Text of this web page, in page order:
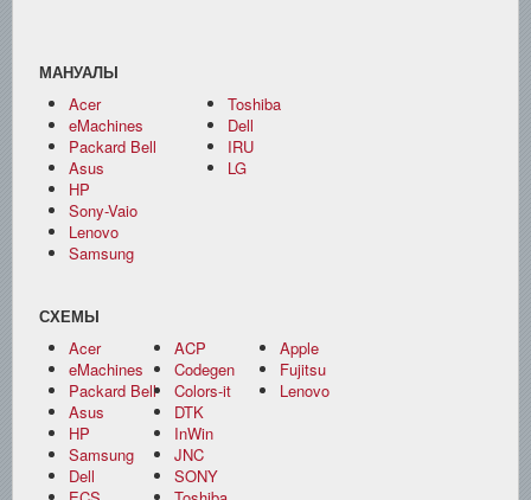
МАНУАЛЫ
Acer
eMachines
Packard Bell
Asus
HP
Sony-Vaio
Lenovo
Samsung
Toshiba
Dell
IRU
LG
СХЕМЫ
Acer
eMachines
Packard Bell
Asus
HP
Samsung
Dell
ACP
Codegen
Colors-it
DTK
InWin
JNC
SONY
Apple
Fujitsu
Lenovo